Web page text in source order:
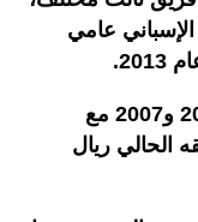
عامي
أما أنشيلوتي فأحرز الكأس عامي 2003 و2007 مع
و2022 مع فريقه الحالي ريال